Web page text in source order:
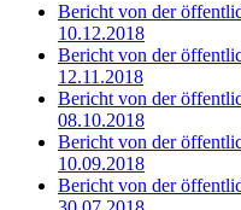
Bericht von der
10.12.2018
Bericht von der
12.11.2018
Bericht von der
08.10.2018
Bericht von der
10.09.2018
Bericht von der